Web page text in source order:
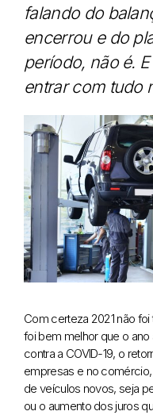
falando do
encerrou e do
período, não é.
entrar com tudo
Com certeza 2021 não
foi bem melhor que o ano
contra a COVID-19, o
empresas e no
de veículos novos, seja
ou o aumento dos juros